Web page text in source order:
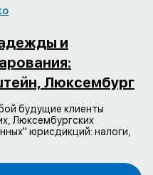
и
Люксембург
будущие клиенты
Люксембургских
юрисдикций: налоги,